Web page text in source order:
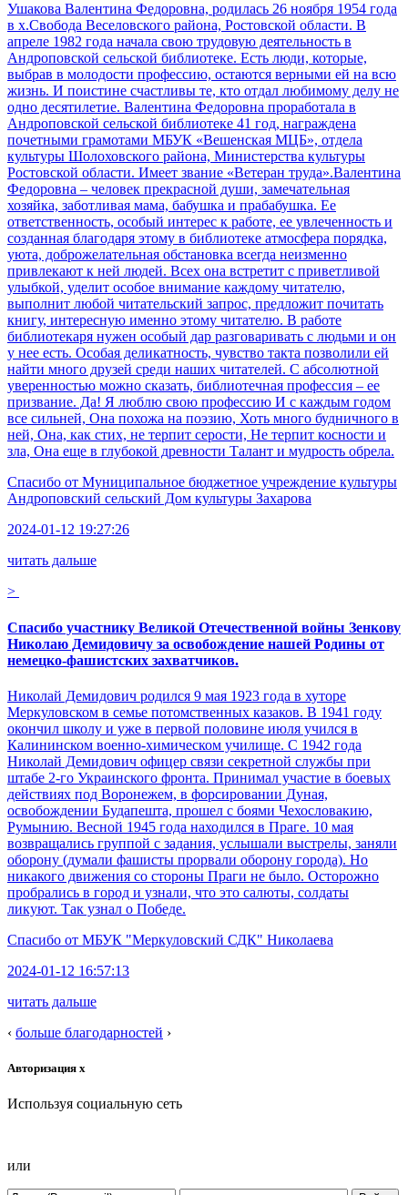
Ушакова Валентина Федоровна, родилась 26 ноября 1954 года
в х.Свобода Веселовского района, Ростовской области. В
апреле 1982 года начала свою трудовую деятельность в
Андроповской сельской библиотеке. Есть люди, которые,
выбрав в молодости профессию, остаются верными ей на всю
жизнь. И поистине счастливы те, кто отдал любимому делу не
одно десятилетие. Валентина Федоровна проработала в
Андроповской сельской библиотеке 41 год, награждена
почетными грамотами МБУК «Вешенская МЦБ», отдела
культуры Шолоховского района, Министерства культуры
Ростовской области. Имеет звание «Ветеран труда».Валентина
Федоровна – человек прекрасной души, замечательная
хозяйка, заботливая мама, бабушка и прабабушка. Ее
ответственность, особый интерес к работе, ее увлеченность и
созданная благодаря этому в библиотеке атмосфера порядка,
уюта, доброжелательная обстановка всегда неизменно
привлекают к ней людей. Всех она встретит с приветливой
улыбкой, уделит особое внимание каждому читателю,
выполнит любой читательский запрос, предложит почитать
книгу, интересную именно этому читателю. В работе
библиотекаря нужен особый дар разговаривать с людьми и он
у нее есть. Особая деликатность, чувство такта позволили ей
найти много друзей среди наших читателей. С абсолютной
уверенностью можно сказать, библиотечная профессия – ее
призвание. Да! Я люблю свою профессию И с каждым годом
все сильней, Она похожа на поэзию, Хоть много будничного в
ней, Она, как стих, не терпит серости, Не терпит косности и
зла, Она еще в глубокой древности Талант и мудрость обрела.
Спасибо от Муниципальное бюджетное учреждение культуры
Андроповский сельский Дом культуры Захарова
2024-01-12 19:27:26
читать дальше
>
Спасибо участнику Великой Отечественной войны Зенкову
Николаю Демидовичу за освобождение нашей Родины от
немецко-фашистских захватчиков.
Николай Демидович родился 9 мая 1923 года в хуторе
Меркуловском в семье потомственных казаков. В 1941 году
окончил школу и уже в первой половине июля учился в
Калининском военно-химическом училище. С 1942 года
Николай Демидович офицер связи секретной службы при
штабе 2-го Украинского фронта. Принимал участие в боевых
действиях под Воронежем, в форсировании Дуная,
освобождении Будапешта, прошел с боями Чехословакию,
Румынию. Весной 1945 года находился в Праге. 10 мая
возвращались группой с задания, услышали выстрелы, заняли
оборону (думали фашисты прорвали оборону города). Но
никакого движения со стороны Праги не было. Осторожно
пробрались в город и узнали, что это салюты, солдаты
ликуют. Так узнал о Победе.
Спасибо от МБУК "Меркуловский СДК" Николаева
2024-01-12 16:57:13
читать дальше
‹ больше благодарностей ›
Авторизация x
Используя социальную сеть
или